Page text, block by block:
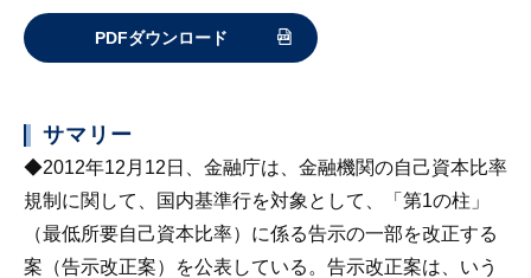
PDFダウンロード
サマリー
◆2012年12月12日、金融庁は、金融機関の自己資本比率
規制に関して、国内基準行を対象として、「第1の柱」
（最低所要自己資本比率）に係る告示の一部を改正する
案（告示改正案）を公表している。告示改正案は、いう